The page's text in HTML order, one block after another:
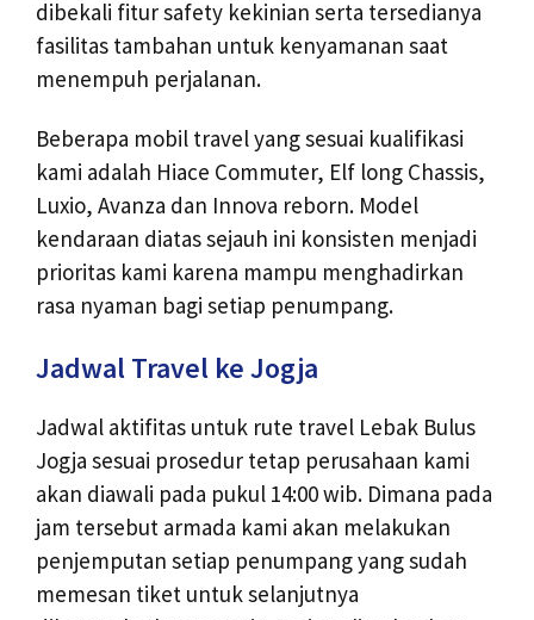
dibekali fitur safety kekinian serta tersedianya
fasilitas tambahan untuk kenyamanan saat
menempuh perjalanan.
Beberapa mobil travel yang sesuai kualifikasi
kami adalah Hiace Commuter, Elf long Chassis,
Luxio, Avanza dan Innova reborn. Model
kendaraan diatas sejauh ini konsisten menjadi
prioritas kami karena mampu menghadirkan
rasa nyaman bagi setiap penumpang.
Jadwal Travel ke Jogja
Jadwal aktifitas untuk rute travel Lebak Bulus
Jogja sesuai prosedur tetap perusahaan kami
akan diawali pada pukul 14:00 wib. Dimana pada
jam tersebut armada kami akan melakukan
penjemputan setiap penumpang yang sudah
memesan tiket untuk selanjutnya